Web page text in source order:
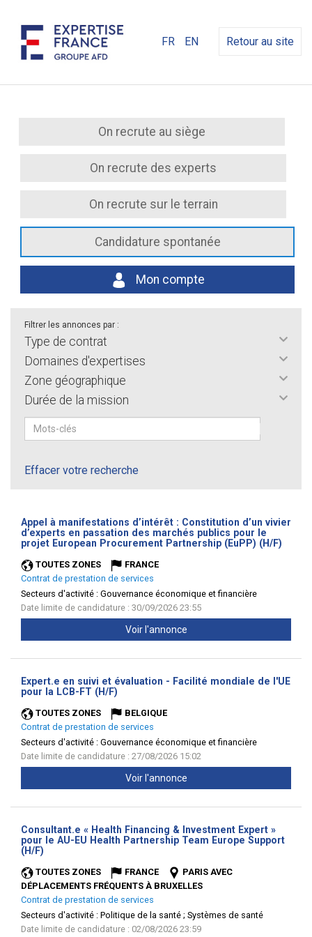
FR EN Retour au site
On recrute au siège
On recrute des experts
On recrute sur le terrain
Candidature spontanée
Mon compte
Filtrer les annonces par :
Type de contrat
Domaines d'expertises
Zone géographique
Durée de la mission
Effacer votre recherche
Appel à manifestations d’intérêt : Constitution d’un vivier
d’experts en passation des marchés publics pour le
projet European Procurement Partnership (EuPP) (H/F)
TOUTES ZONES
FRANCE
Contrat de prestation de services
Secteurs d'activité : Gouvernance économique et financière
Date limite de candidature : 30/09/2026 23:55
Voir l'annonce
Expert.e en suivi et évaluation - Facilité mondiale de l'UE
pour la LCB-FT (H/F)
TOUTES ZONES
BELGIQUE
Contrat de prestation de services
Secteurs d'activité : Gouvernance économique et financière
Date limite de candidature : 27/08/2026 15:02
Voir l'annonce
Consultant.e « Health Financing & Investment Expert »
pour le AU-EU Health Partnership Team Europe Support
(H/F)
TOUTES ZONES FRANCE
PARIS AVEC
DÉPLACEMENTS FRÉQUENTS À BRUXELLES
Contrat de prestation de services
Secteurs d'activité : Politique de la santé ; Systèmes de santé
Date limite de candidature : 02/08/2026 23:59